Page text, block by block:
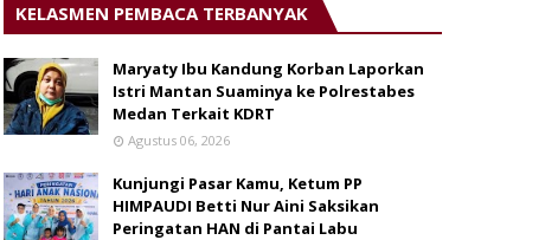
KELASMEN PEMBACA TERBANYAK
Maryaty Ibu Kandung Korban Laporkan
Istri Mantan Suaminya ke Polrestabes
Medan Terkait KDRT
Agustus 06, 2026
Kunjungi Pasar Kamu, Ketum PP
HIMPAUDI Betti Nur Aini Saksikan
Peringatan HAN di Pantai Labu